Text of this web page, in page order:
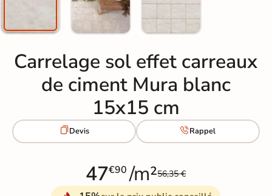
Carrelage sol effet carreaux
de ciment Mura blanc
15x15 cm
Devis Rappel
47€90 /m²56,35 €